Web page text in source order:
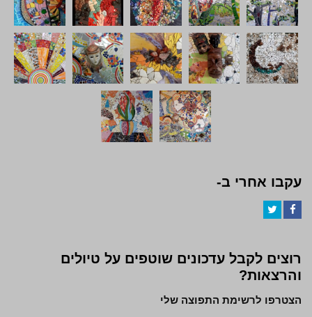
עקבו אחרי ב-
רוצים לקבל עדכונים שוטפים על טיולים
והרצאות?
הצטרפו לרשימת התפוצה שלי